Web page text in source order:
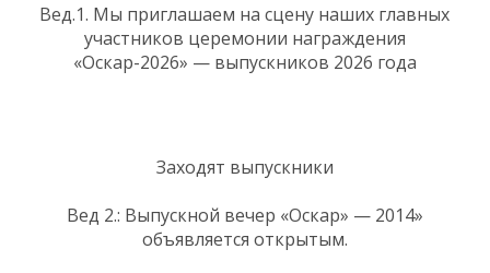
Вед.1. Мы приглашаем на сцену наших главных
участников церемонии награждения
«Оскар-2026» — выпускников 2026 года
Заходят выпускники
Вед 2.: Выпускной вечер «Оскар» — 2014»
объявляется открытым.